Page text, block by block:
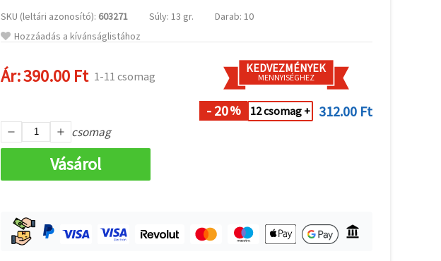
SKU (leltári azonosító): 603271 Súly: 13 gr.
Darab: 10
Hozzáadás a kívánságlistához
Ár:390.00 Ft 1-11 csomag
KEDVEZMÉNYEK
MENNYISÉGHEZ
- 20% 12 csomag + 312.00 Ft
csomag
Vásárol